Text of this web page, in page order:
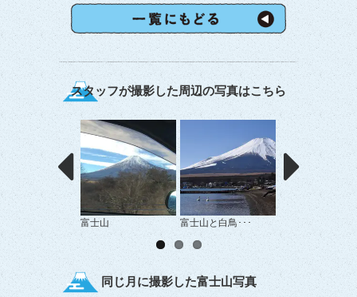
スタッフが撮影した周辺の写真はこちら
富士山 富士山と白鳥･･･ 花彩る富士山
同じ月に撮影した富士山写真